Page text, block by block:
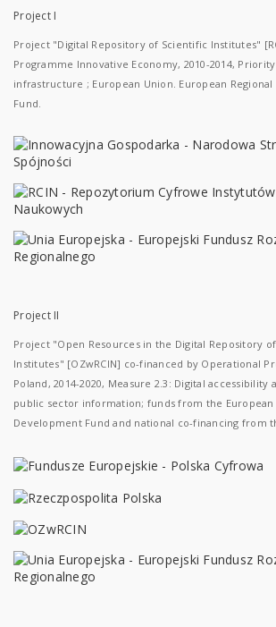
Project I
Project "Digital Repository of Scientific Institutes"
Programme Innovative Economy, 2010-2014, Priority
infrastructure ; European Union. European
Fund.
Project II
Project "Open Resources in the Digital Repository
Institutes" [OZwRCIN] co-financed by Operational
Poland, 2014-2020, Measure 2.3: Digital accessibility
public sector information; funds from the European
Development Fund and national co-financing from